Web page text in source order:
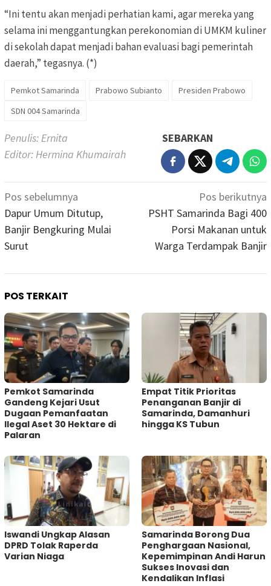
“Ini tentu akan menjadi perhatian kami, agar mereka yang
selama ini menggantungkan perekonomian di UMKM kuliner
di sekolah dapat menjadi bahan evaluasi bagi pemerintah
daerah,” tegasnya. (*)
Pemkot Samarinda Prabowo Subianto
Presiden Prabowo
SDN 004 Samarinda
Penulis: Ernita
Editor: Hermina Khumairah
SEBARKAN
Navigasi
pos
Pos sebelumnya
Dapur Umum Ditutup,
Banjir Bengkuring Mulai
Surut
Pos berikutnya
PSHT Samarinda Bagi 400
Porsi Makanan untuk
Warga Terdampak Banjir
POS TERKAIT
Pemkot Samarinda
Gandeng Kejari Usut
Dugaan Pemanfaatan
Ilegal Aset 30 Hektare di
Palaran
Empat Titik Prioritas
Penanganan Banjir di
Samarinda, Damanhuri
hingga KS Tubun
Iswandi Ungkap Alasan
DPRD Tolak Raperda
Varian Niaga
Samarinda Borong Dua
Penghargaan Nasional,
Kepemimpinan Andi Harun
Sukses Inovasi dan
Kendalikan Inflasi